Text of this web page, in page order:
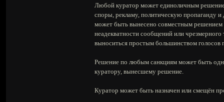
Любой куратор может единоличным
споры, рекламу, политическую пропаганду
может быть вынесено совместным решением
неадекватности сообщений или
выноситься простым большинством голосов
Решение по любым санкциям может быть
куратору, вынесшему решение.
Куратор может быть назначен или смещён